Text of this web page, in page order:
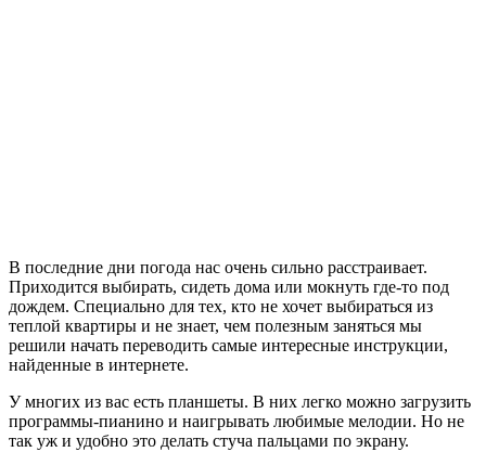
В последние дни погода нас очень сильно расстраивает.
Приходится выбирать, сидеть дома или мокнуть где-то под
дождем. Специально для тех, кто не хочет выбираться из
теплой квартиры и не знает, чем полезным заняться мы
решили начать переводить самые интересные инструкции,
найденные в интернете.
У многих из вас есть планшеты. В них легко можно загрузить
программы-пианино и наигрывать любимые мелодии. Но не
так уж и удобно это делать стуча пальцами по экрану.